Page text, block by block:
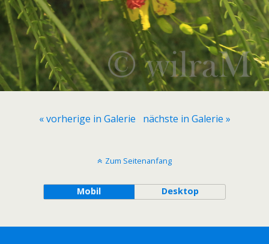
« vorherige in Galerie nächste in Galerie »
Zum Seitenanfang
Mobil Desktop